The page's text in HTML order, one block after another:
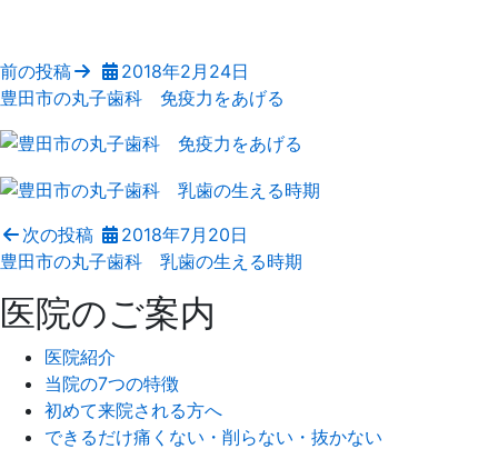
前の投稿
2018年2月24日
豊田市の丸子歯科 免疫力をあげる
次の投稿
2018年7月20日
豊田市の丸子歯科 乳歯の生える時期
医院のご案内
医院紹介
当院の7つの特徴
初めて来院される方へ
できるだけ痛くない・削らない・抜かない